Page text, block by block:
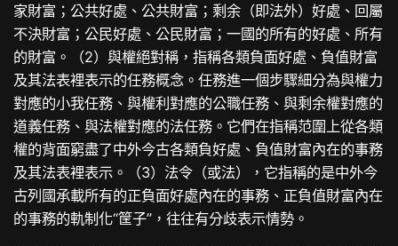
家財富；公共好處、公共財富；剩余（即法外）好處、回屬
不決財富；公民好處、公民財富；一國的所有的好處、所有
的財富。（2）與權絕對稱，指稱各類負面好處、負值財富
及其法表裡表示的任務概念。任務進一個步驟細分為與權力
對應的小我任務、與權利對應的公職任務、與剩余權對應的
道義任務、與法權對應的法任務。它們在指稱范圍上從各類
權的背面窮盡了中外今古各類負好處、負值財富內在的事務
及其法表裡表示。（3）法令（或法），它指稱的是中外今
古列國承載所有的正負面好處內在的事務、正負值財富內在
的事務的軌制化“筐子”，往往有分歧表示情勢。